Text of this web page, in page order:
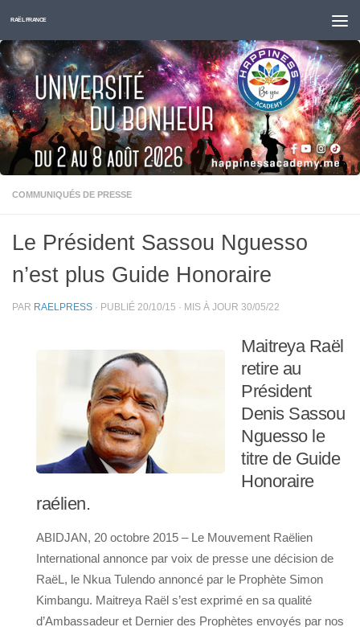
Skip to content
RAËL FRANCE
COMMUNIQUÉS DE PRESSE
Le Président Sassou Nguesso
n’est plus Guide Honoraire
PAR RAELPRESS · PUBLIÉ 20/10/15 · MIS À JOUR 30/05/22
Maitreya Raël
retire au
Président
Denis Sassou
Nguesso le
titre de Guide
Honoraire
raélien.
ABIDJAN, 20 octobre 2015 – Le Mouvement Raëlien
International annonce par voix de presse une décision de
RaëL, le Nkua Tulendo annoncé par le Prophète Simon
Kimbangu. Maitreya Raël s’est exprimé en sa qualité
d’Ambassadeur et Dernier des Prophètes envoyés par nos